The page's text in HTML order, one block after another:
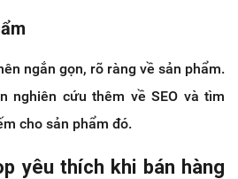
ngắn gọn, rõ ràng về sản phẩm.
nghiên cứu thêm về SEO và tìm
cho sản phẩm đó.
yêu thích khi bán hàng